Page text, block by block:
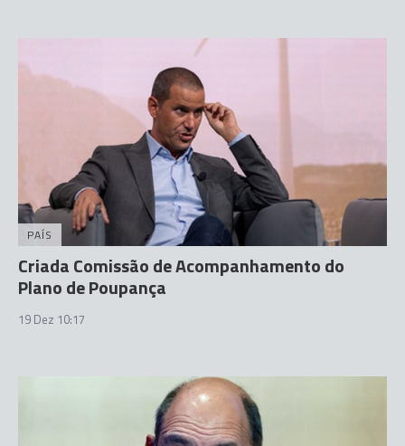
PAÍS
Criada Comissão de Acompanhamento do
Plano de Poupança
19 Dez 10:17